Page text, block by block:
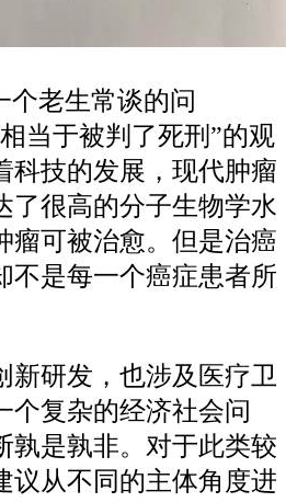
个老生常谈的问
当于被判了死刑”的观
科技的发展，现代肿瘤
了很高的分子生物学水
瘤可被治愈。但是治癌
不是每一个癌症患者所
新研发，也涉及医疗卫
个复杂的经济社会问
孰是孰非。对于此类较
议从不同的主体角度进